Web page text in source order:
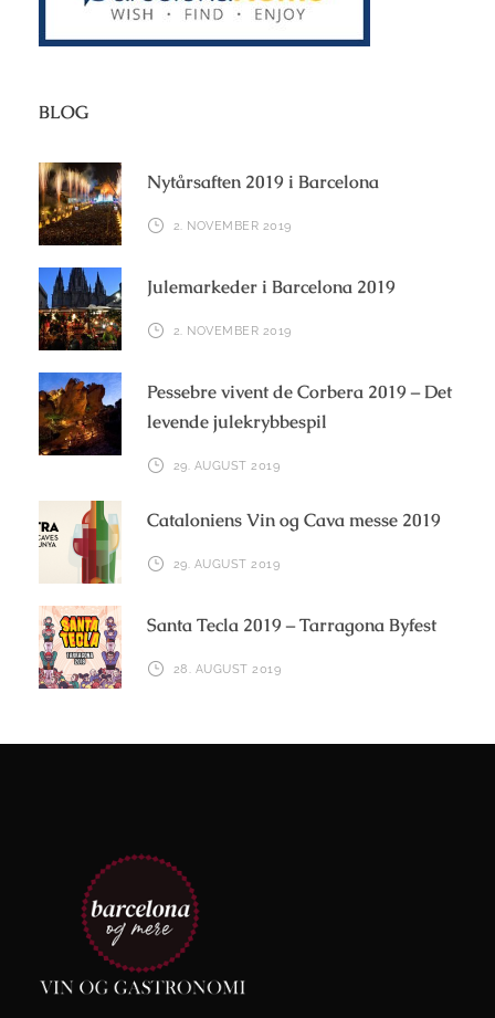
BLOG
Nytårsaften 2019 i Barcelona
2. NOVEMBER 2019
Julemarkeder i Barcelona 2019
2. NOVEMBER 2019
Pessebre vivent de Corbera 2019 – Det
levende julekrybbespil
29. AUGUST 2019
Cataloniens Vin og Cava messe 2019
29. AUGUST 2019
Santa Tecla 2019 – Tarragona Byfest
28. AUGUST 2019